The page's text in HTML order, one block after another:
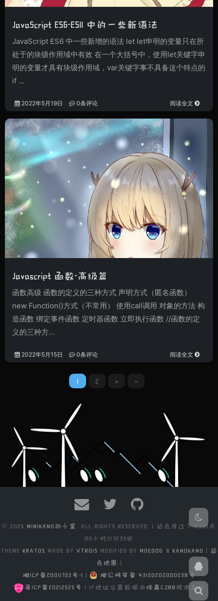
JavaScript ES6-ES11 中的一些新语法
JavaScript ES6 中一些新增的语法 let let申明的变量只在所
处于的块级作用域中有效 在一个大括号中，使用let关键字申
明的变量才具有块级作用域，var关键字事不具备这个特点的
if …
2022年5月19日 0条评论 阅读全文
Javascript 函数-高级篇
函数高级 函数的定义的三种方式 声明方式（匿名函数）
new Function()方式（不常用） 使用call调用 对象的方法 构
造函数 绑定事件函数 定时器函数 立即执行函数 //函数的定
义的三种方…
2022年5月15日 0条评论 阅读全文
1 2 > »
© 2026 MINIKANO的小窝 . ALL RIGHTS RESERVED. | 站点度过了2335天
00小时31分41秒
THEME KRATOS MADE BY VTROIS MODIFIED BY MOEDOG & KANOKANO | 站
点地图 |
湘ICP备20011733号-1 |
湘公网安备 43120202000238号
萌ICP备20212525号 | IP地址位置数据由 纯真CZ88 提供支持